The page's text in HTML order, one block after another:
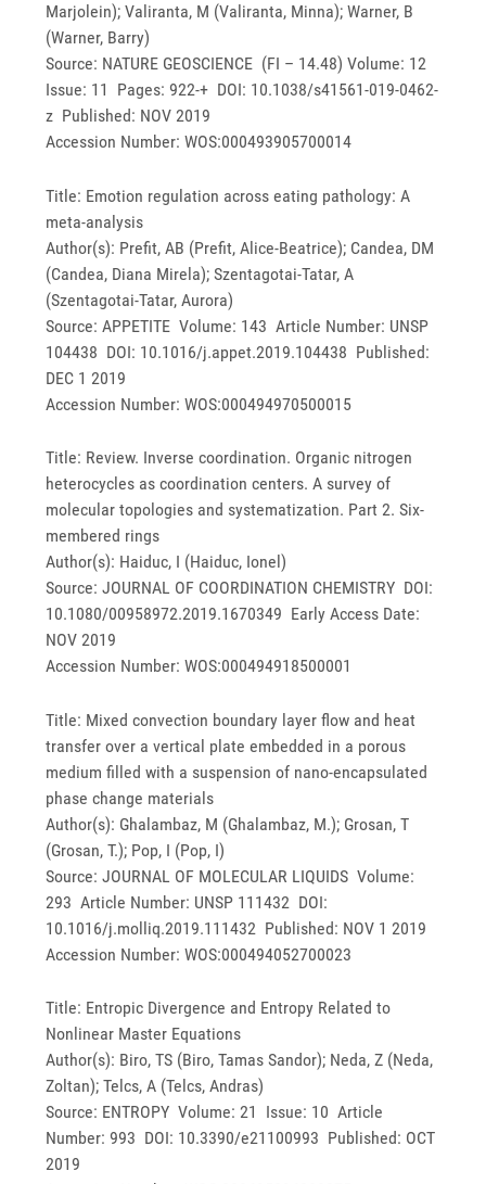
Marjolein); Valiranta, M (Valiranta, Minna); Warner, B
(Warner, Barry)
Source: NATURE GEOSCIENCE (FI – 14.48) Volume: 12
Issue: 11 Pages: 922-+ DOI: 10.1038/s41561-019-0462-
z Published: NOV 2019
Accession Number: WOS:000493905700014
Title: Emotion regulation across eating pathology: A
meta-analysis
Author(s): Prefit, AB (Prefit, Alice-Beatrice); Candea, DM
(Candea, Diana Mirela); Szentagotai-Tatar, A
(Szentagotai-Tatar, Aurora)
Source: APPETITE Volume: 143 Article Number: UNSP
104438 DOI: 10.1016/j.appet.2019.104438 Published:
DEC 1 2019
Accession Number: WOS:000494970500015
Title: Review. Inverse coordination. Organic nitrogen
heterocycles as coordination centers. A survey of
molecular topologies and systematization. Part 2. Six-
membered rings
Author(s): Haiduc, I (Haiduc, Ionel)
Source: JOURNAL OF COORDINATION CHEMISTRY DOI:
10.1080/00958972.2019.1670349 Early Access Date:
NOV 2019
Accession Number: WOS:000494918500001
Title: Mixed convection boundary layer flow and heat
transfer over a vertical plate embedded in a porous
medium filled with a suspension of nano-encapsulated
phase change materials
Author(s): Ghalambaz, M (Ghalambaz, M.); Grosan, T
(Grosan, T.); Pop, I (Pop, I)
Source: JOURNAL OF MOLECULAR LIQUIDS Volume:
293 Article Number: UNSP 111432 DOI:
10.1016/j.molliq.2019.111432 Published: NOV 1 2019
Accession Number: WOS:000494052700023
Title: Entropic Divergence and Entropy Related to
Nonlinear Master Equations
Author(s): Biro, TS (Biro, Tamas Sandor); Neda, Z (Neda,
Zoltan); Telcs, A (Telcs, Andras)
Source: ENTROPY Volume: 21 Issue: 10 Article
Number: 993 DOI: 10.3390/e21100993 Published: OCT
2019